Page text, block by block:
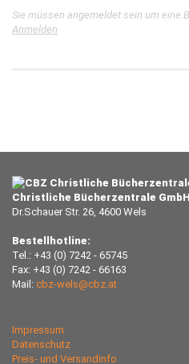
Sie müssen angemeldet sein um eine
Anmelden
Christliche Bücherzentrale GmbH
Dr.Schauer Str. 26, 4600 Wels
Bestellhotline:
Tel.: +43 (0) 7242 - 65745
Fax: +43 (0) 7242 - 66163
Mail: cbz-wels@cbz.at
Impressum
Datenschutz
Preis- und Versandinfo